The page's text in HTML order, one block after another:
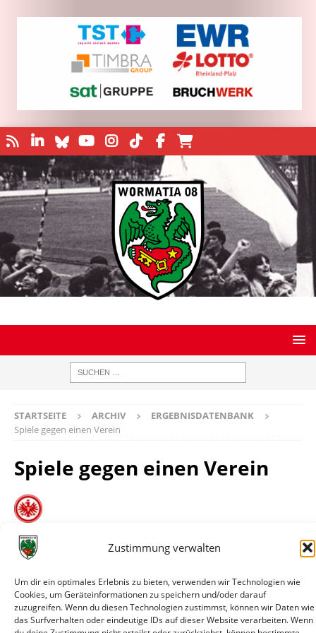
Zustimmung verwalten
Um dir ein optimales Erlebnis zu bieten, verwenden wir Technologien wie
Cookies, um Geräteinformationen zu speichern und/oder darauf
zuzugreifen. Wenn du diesen Technologien zustimmst, können wir Daten wie
das Surfverhalten oder eindeutige IDs auf dieser Website verarbeiten. Wenn
STARTSEITE ARCHIV
ERGEBNISDATENBANK
Spiele gegen einen Verein
Spiele gegen einen Verein
Bilanz
1 Spiele / 0 Siege / 0 Remis / 1 Niederlagen / 0:10 Tore
25.08.2024
14:00
Eintracht
Frankfurt
U19 (F) -
10:0 Testspiel